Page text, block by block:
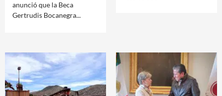
anunció que la Beca
Gertrudis Bocanegra...